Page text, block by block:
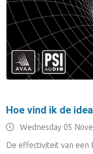
Hoe vind ik de
Wednesday 05
De effectiviteit van een